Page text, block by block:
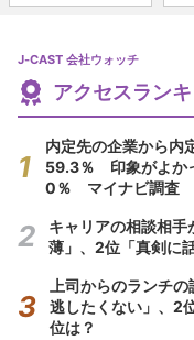
J-CAST 会社ウォッチ
アクセスラン
内定先の企業から内
59.3％ 印象がよか
0％ マイナビ調査
キャリアの相談相
薄」、2位「真剣に
上司からのランチ
逃したくない」、2
位は？